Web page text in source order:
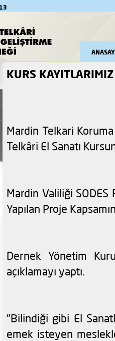
KURS
Mardin Telkari
Telkâri El Sanatı
Mardin Valiliği SODES
Yapılan Proje
Dernek Yönetim
açıklamayı yaptı.
"Bilindiği gibi El
emek isteyen